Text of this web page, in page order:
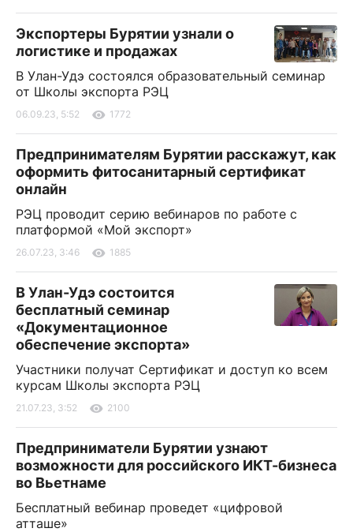
Экспортеры Бурятии узнали о
логистике и продажах
В Улан-Удэ состоялся образовательный семинар
от Школы экспорта РЭЦ
06.09.23, 5:52 1772
Предпринимателям Бурятии расскажут, как
оформить фитосанитарный сертификат
онлайн
РЭЦ проводит серию вебинаров по работе с
платформой «Мой экспорт»
26.07.23, 3:46 1885
В Улан-Удэ состоится
бесплатный семинар
«Документационное
обеспечение экспорта»
Участники получат Сертификат и доступ ко всем
курсам Школы экспорта РЭЦ
21.07.23, 3:52 2100
Предприниматели Бурятии узнают
возможности для российского ИКТ-бизнеса
во Вьетнаме
Бесплатный вебинар проведет «цифровой
атташе»